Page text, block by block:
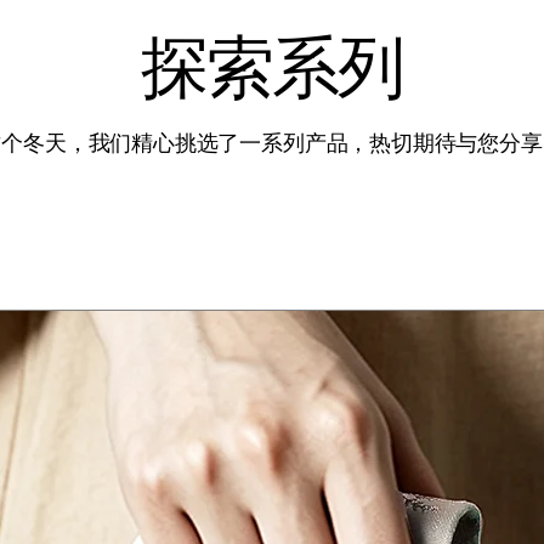
探索系列
冬天，我们精心挑选了一系列产品，热切期待与您分